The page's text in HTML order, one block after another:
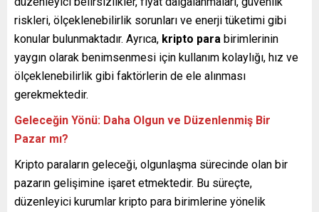
riskleri, ölçeklenebilirlik sorunları ve enerji tüketimi gibi
konular bulunmaktadır. Ayrıca, kripto para birimlerinin
yaygın olarak benimsenmesi için kullanım kolaylığı, hız ve
ölçeklenebilirlik gibi faktörlerin de ele alınması
gerekmektedir.
Geleceğin Yönü: Daha Olgun ve Düzenlenmiş Bir
Pazar mı?
Kripto paraların geleceği, olgunlaşma sürecinde olan bir
pazarın gelişimine işaret etmektedir. Bu süreçte,
düzenleyici kurumlar kripto para birimlerine yönelik